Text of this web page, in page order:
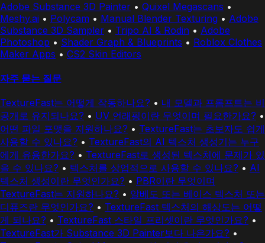
Adobe Substance 3D Painter • Quixel Megascans •
Meshy.ai • Polycam • Manual Blender Texturing • Adobe
Substance 3D Sampler • Tripo AI & Rodin • Adobe
Photoshop • Shader Graph & Blueprints • Roblox Clothes
Maker Apps • CS2 Skin Editors
자주 묻는 질문
TextureFast는 어떻게 작동하나요? • 내 모델과 프롬프트는 비
공개로 유지되나요? • UV 언래핑이란 무엇이며 필요한가요? •
어떤 파일 포맷을 지원하나요? • TextureFast는 초보자도 쉽게
사용할 수 있나요? • TextureFast의 AI 텍스처 생성기는 누구
에게 유용한가요? • TextureFast로 생성된 텍스처에 문제가 있
을 수 있나요? • 텍스처를 상업적으로 사용할 수 있나요? • AI
텍스처 생성이란 무엇인가요? • PBR이란 무엇이며
TextureFast는 지원하나요? • 알베도 또는 베이스 텍스처 또는
디퓨즈란 무엇인가요? • TextureFast 텍스처의 해상도는 어떻
게 되나요? • TextureFast 스타일 프리셋이란 무엇인가요? •
TextureFast가 Substance 3D Painter보다 나은가요? •